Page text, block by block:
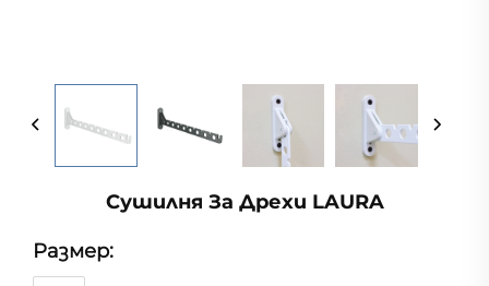
Сушилня За Дрехи LAURA
Размер: